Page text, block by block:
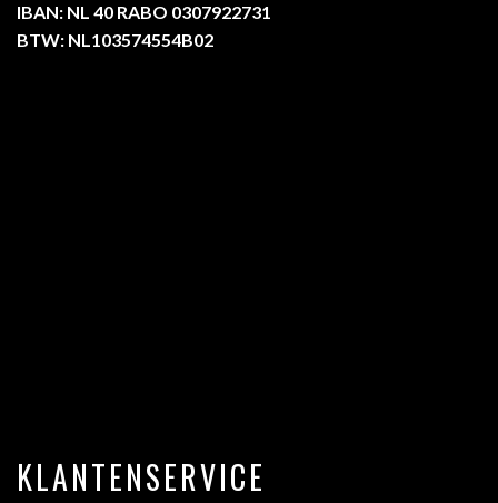
IBAN: NL 40 RABO 0307922731
BTW: NL103574554B02
KLANTENSERVICE